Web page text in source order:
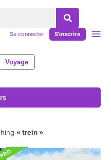
Se connecter S'inscrire
Voyage
trein